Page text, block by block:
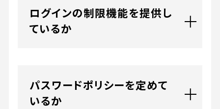
ログインの制限機能を提供し
ているか
パスワードポリシーを定めて
いるか